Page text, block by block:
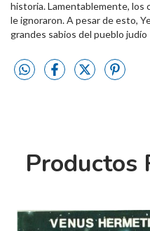
historia. Lamentablemente, los
le ignoraron. A pesar de esto,
grandes sabios del pueblo judío
Productos